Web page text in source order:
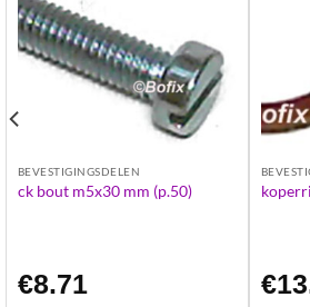
BEVESTIGINGSDELEN
ck bout m5x30 mm (p.50)
€8.71 €